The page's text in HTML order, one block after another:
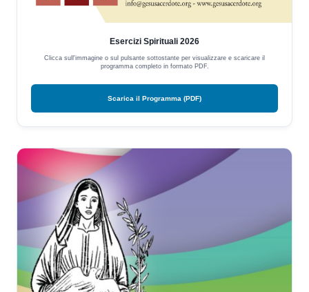
Esercizi Spirituali 2026
Clicca sull'immagine o sul pulsante sottostante per visualizzare e scaricare il
programma completo in formato PDF.
Scarica il Programma (PDF)